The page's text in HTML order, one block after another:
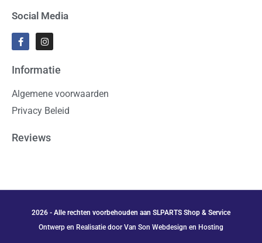
Social Media
Informatie
Algemene voorwaarden
Privacy Beleid
Reviews
2026 - Alle rechten voorbehouden aan SLPARTS Shop & Service
Ontwerp en Realisatie door Van Son Webdesign en Hosting